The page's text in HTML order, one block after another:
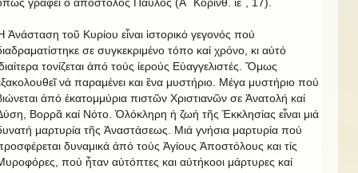
γράφει ὁ ἀπόστολος Παύλος (Α΄ Κορινθ. ιε΄, 17).
Ἀνάσταση τοῦ Κυρίου εἶναι ἱστορικό γεγονός πού
σε συγκεκριμένο τόπο καί χρόνο, κι αὐτό
τονίζεται ἀπό τούς ίερούς Εὐαγγελιστές. Ὅμως
νά παραμένει και ἕνα μυστήριο. Μέγα μυστήριο πού
ἀπό ἑκατομμύρια πιστῶν Χριστιανῶν σε Ἀνατολή καί
Βορρᾶ καί Νότο. Ὁλόκληρη ἡ ζωή τῆς Ἐκκλησίας εἶναι μιά
μαρτυρία τῆς Ἀναστάσεως. Μιά γνήσια μαρτυρία πού
δυναμικά ἀπό τούς Ἁγίους Ἀποστόλους και τίς
πού ἦταν αὐτόπτες και αὐτήκοοι μάρτυρες καί